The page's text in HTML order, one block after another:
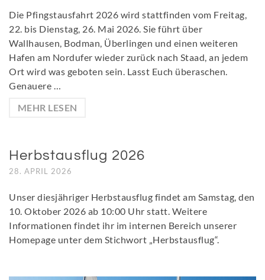
Die Pfingstausfahrt 2026 wird stattfinden vom Freitag,
22. bis Dienstag, 26. Mai 2026. Sie führt über
Wallhausen, Bodman, Überlingen und einen weiteren
Hafen am Nordufer wieder zurück nach Staad, an jedem
Ort wird was geboten sein. Lasst Euch überaschen.
Genauere …
MEHR LESEN
Herbstausflug 2026
28. APRIL 2026
Unser diesjähriger Herbstausflug findet am Samstag, den
10. Oktober 2026 ab 10:00 Uhr statt. Weitere
Informationen findet ihr im internen Bereich unserer
Homepage unter dem Stichwort „Herbstausflug“.